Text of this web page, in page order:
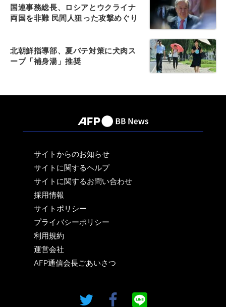
国連事務総長、ロシアとウクライナ
両国を非難 民間人狙った攻撃めぐり
北朝鮮指導部、夏バテ対策に犬肉ス
ープ「補身湯」推奨
サイトからのお知らせ
サイトに関するヘルプ
サイトに関するお問い合わせ
採用情報
サイトポリシー
プライバシーポリシー
利用規約
運営会社
AFP通信会長ごあいさつ